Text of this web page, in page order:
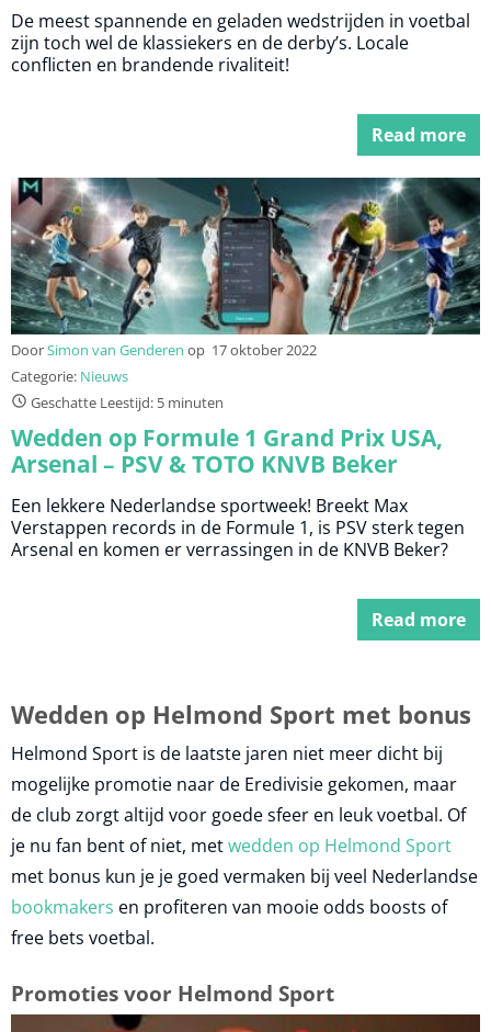
De meest spannende en geladen wedstrijden in voetbal
zijn toch wel de klassiekers en de derby’s. Locale
conflicten en brandende rivaliteit!
Read more
DoorSimon van Genderen op 17 oktober 2022
Categorie: Nieuws
Geschatte Leestijd: 5 minuten
Wedden op Formule 1 Grand Prix USA,
Arsenal – PSV & TOTO KNVB Beker
Een lekkere Nederlandse sportweek! Breekt Max
Verstappen records in de Formule 1, is PSV sterk tegen
Arsenal en komen er verrassingen in de KNVB Beker?
Read more
Wedden op Helmond Sport met bonus
Helmond Sport is de laatste jaren niet meer dicht bij
mogelijke promotie naar de Eredivisie gekomen, maar
de club zorgt altijd voor goede sfeer en leuk voetbal. Of
je nu fan bent of niet, metwedden op Helmond Sport
met bonus kun je je goed vermaken bij veel Nederlandse
bookmakers en profiteren van mooie odds boosts of
free bets voetbal.
Promoties voor Helmond Sport